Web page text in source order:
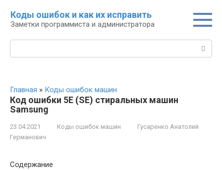
контенту
Коды ошибок и как их исправить
Заметки программиста и администратора
Главная » Коды ошибок машин
Код ошибки 5E (SE) стиральных машин
Samsung
23.04.2021 Коды ошибок машин
Гусаренко Анатолий
Германович
Содержание